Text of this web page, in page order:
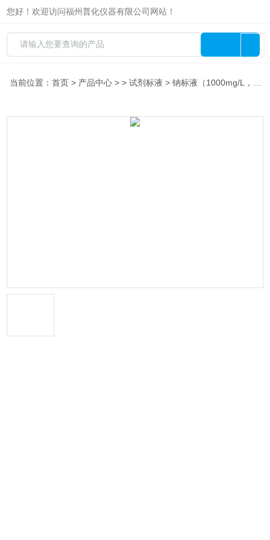
您好！欢迎访问福州普化仪器有限公司网站！
当前位置：首页 > 产品中心 > >试剂标液 > 钠标液（1000mg/L，500ml)